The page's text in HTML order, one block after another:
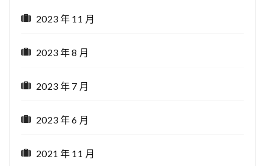
2023 年 11 月
2023 年 8 月
2023 年 7 月
2023 年 6 月
2021 年 11 月